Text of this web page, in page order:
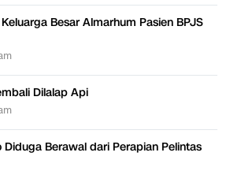
Besar Almarhum Pasien BPJS
Dilalap Api
Berawal dari Perapian Pelintas